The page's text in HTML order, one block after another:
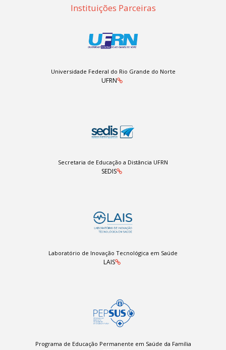
Instituições Parceiras
Universidade Federal do Rio Grande do Norte
UFRN
Secretaria de Educação a Distância UFRN
SEDIS
Laboratório de Inovação Tecnológica em Saúde
LAIS
Programa de Educação Permanente em Saúde da Família